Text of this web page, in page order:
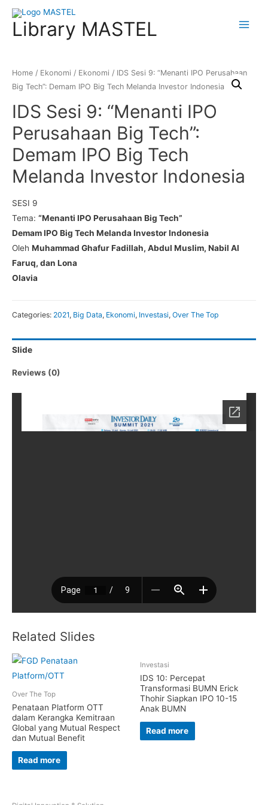
Library MASTEL
Home / Ekonomi / Ekonomi / IDS Sesi 9: “Menanti IPO Perusahaan
Big Tech”: Demam IPO Big Tech Melanda Investor Indonesia
IDS Sesi 9: “Menanti IPO
Perusahaan Big Tech”:
Demam IPO Big Tech
Melanda Investor Indonesia
SESI 9
Tema: “Menanti IPO Perusahaan Big Tech”
Demam IPO Big Tech Melanda Investor Indonesia
Oleh Muhammad Ghafur Fadillah, Abdul Muslim, Nabil Al
Faruq, dan Lona
Olavia
Categories: 2021, Big Data, Ekonomi, Investasi, Over The Top
Slide
Reviews (0)
Related Slides
Over The Top
Penataan Platform OTT
dalam Kerangka Kemitraan
Global yang Mutual Respect
dan Mutual Benefit
Read more
Investasi
IDS 10: Percepat
Transformasi BUMN Erick
Thohir Siapkan IPO 10-15
Anak BUMN
Read more